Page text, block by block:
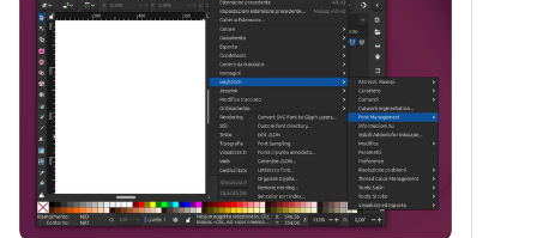
• Oferă control total asupra tipurilor de cusături (satin,
umplere/fill, contur/running stitch), direcției firelor,
densității și ordinii de brodare.
Simulare 3D și previzualizare realistică:
• Permite redarea vizuală a modul în care acul și ața
vor interacționa cu materialul textil înainte de
trimiterea fișierului către mașină, prevenind greșelile
de producție.